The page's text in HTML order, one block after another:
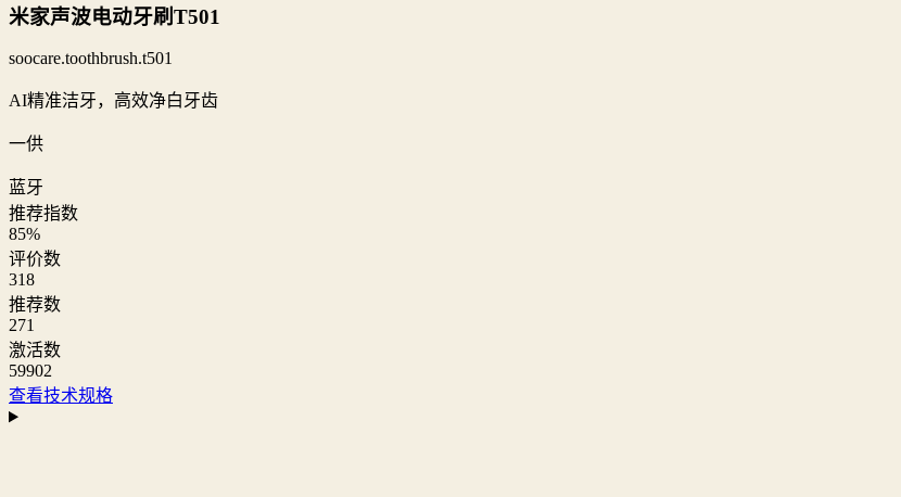
米家声波电动牙刷T501
soocare.toothbrush.t501
AI精准洁牙，高效净白牙齿
一供
蓝牙
推荐指数
85%
评价数
318
推荐数
271
激活数
59902
查看技术规格